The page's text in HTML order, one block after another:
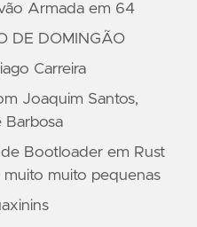
Armada em 64
DE DOMINGÃO
Carreira
Joaquim Santos,
Barbosa
Bootloader em Rust
muito pequenas